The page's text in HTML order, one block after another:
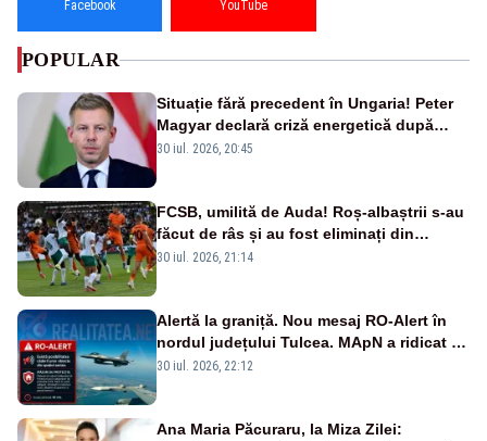
Facebook YouTube
POPULAR
Situație fără precedent în Ungaria! Peter
Magyar declară criză energetică după
oprirea centralei de la Paks
30 iul. 2026, 20:45
FCSB, umilită de Auda! Roș-albaștrii s-au
făcut de râs și au fost eliminați din
Conference League
30 iul. 2026, 21:14
Alertă la graniță. Nou mesaj RO-Alert în
nordul județului Tulcea. MApN a ridicat de
la sol două avioane F-16
30 iul. 2026, 22:12
Ana Maria Păcuraru, la Miza Zilei: